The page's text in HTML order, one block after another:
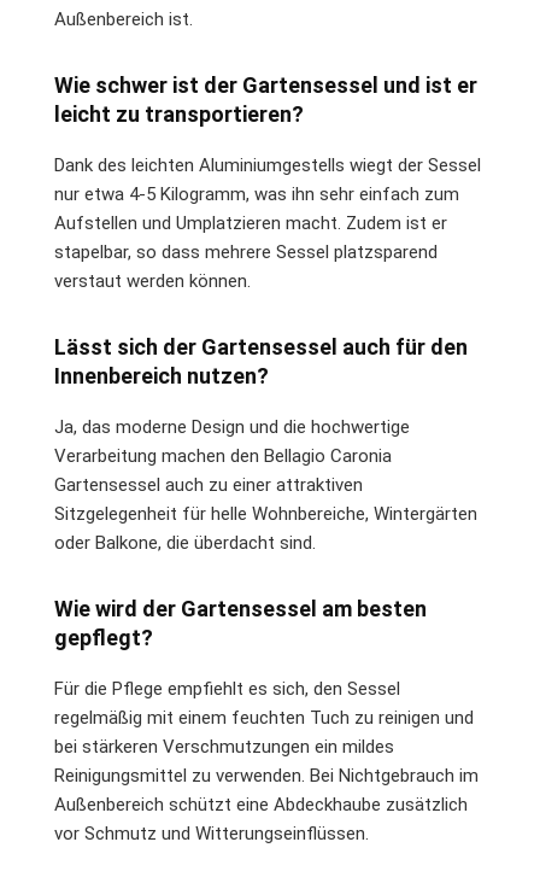
Außenbereich ist.
Wie schwer ist der Gartensessel und ist er
leicht zu transportieren?
Dank des leichten Aluminiumgestells wiegt der Sessel
nur etwa 4-5 Kilogramm, was ihn sehr einfach zum
Aufstellen und Umplatzieren macht. Zudem ist er
stapelbar, so dass mehrere Sessel platzsparend
verstaut werden können.
Lässt sich der Gartensessel auch für den
Innenbereich nutzen?
Ja, das moderne Design und die hochwertige
Verarbeitung machen den Bellagio Caronia
Gartensessel auch zu einer attraktiven
Sitzgelegenheit für helle Wohnbereiche, Wintergärten
oder Balkone, die überdacht sind.
Wie wird der Gartensessel am besten
gepflegt?
Für die Pflege empfiehlt es sich, den Sessel
regelmäßig mit einem feuchten Tuch zu reinigen und
bei stärkeren Verschmutzungen ein mildes
Reinigungsmittel zu verwenden. Bei Nichtgebrauch im
Außenbereich schützt eine Abdeckhaube zusätzlich
vor Schmutz und Witterungseinflüssen.